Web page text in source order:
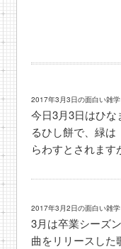
2017年3月3日の面白い雑
今日3月3日はひ
るひし餅で、緑
らわすとされます
2017年3月2日の面白い雑
3月は卒業シーズ
曲をリリースした